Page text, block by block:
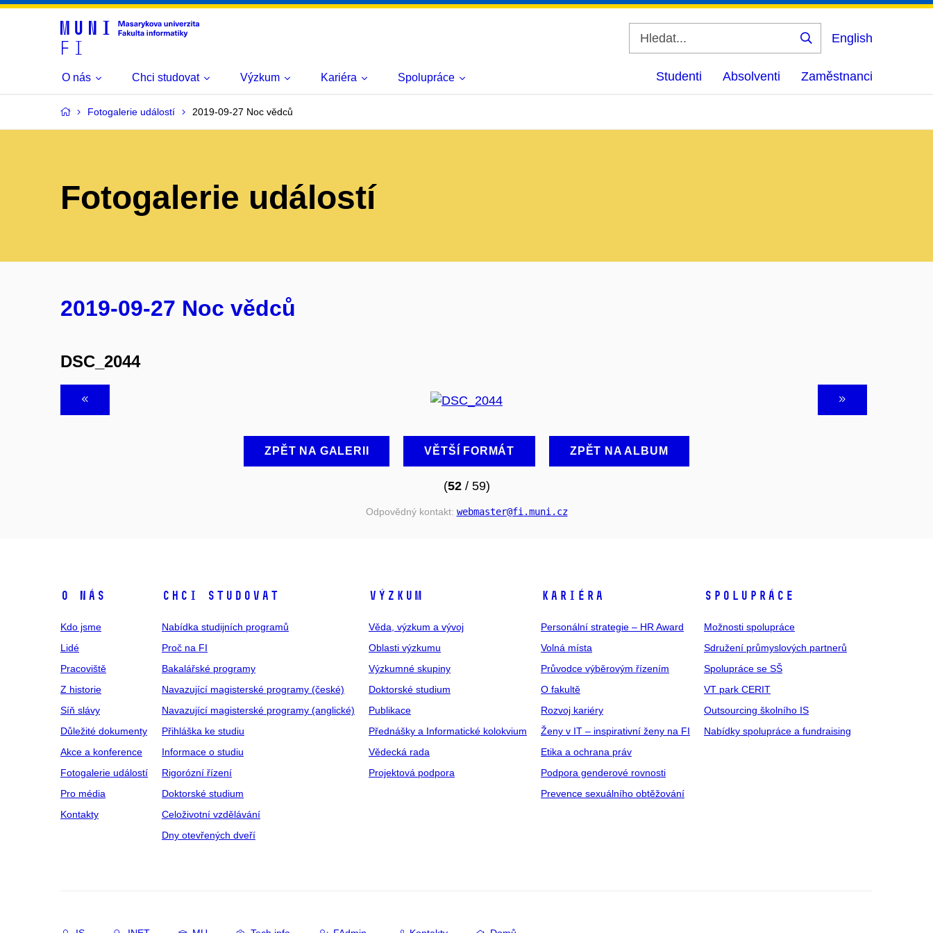
Vyhledat
English
O nás Chci studovat Výzkum Kariéra Spolupráce Studenti Absolventi Zaměstnanci
Fotogalerie událostí 2019-09-27 Noc vědců
Fotogalerie událostí
2019-09-27 Noc vědců
DSC_2044
ZPĚT NA GALERII VĚTŠÍ FORMÁT ZPĚT NA ALBUM
(52/ 59)
Odpovědný kontakt: webmaster@fi .muni .cz
O NÁS
Kdo jsme
Lidé
Pracoviště
Z historie
Síň slávy
Důležité dokumenty
Akce a konference
Fotogalerie událostí
Pro média
Kontakty
CHCI STUDOVAT
Nabídka studijních programů
Proč na FI
Bakalářské programy
Navazující magisterské programy (české)
Navazující magisterské programy (anglické)
Přihláška ke studiu
Informace o studiu
Rigorózní řízení
Doktorské studium
Celoživotní vzdělávání
Dny otevřených dveří
VÝZKUM
Věda, výzkum a vývoj
Oblasti výzkumu
Výzkumné skupiny
Doktorské studium
Publikace
Přednášky a Informatické kolokvium
Vědecká rada
Projektová podpora
KARIÉRA
Personální strategie – HR Award
Volná místa
Průvodce výběrovým řízením
O fakultě
Rozvoj kariéry
Ženy v IT – inspirativní ženy na FI
Etika a ochrana práv
Podpora genderové rovnosti
Prevence sexuálního obtěžování
SPOLUPRÁCE
Možnosti spolupráce
Sdružení průmyslových partnerů
Spolupráce se SŠ
VT park CERIT
Outsourcing školního IS
Nabídky spolupráce a fundraising